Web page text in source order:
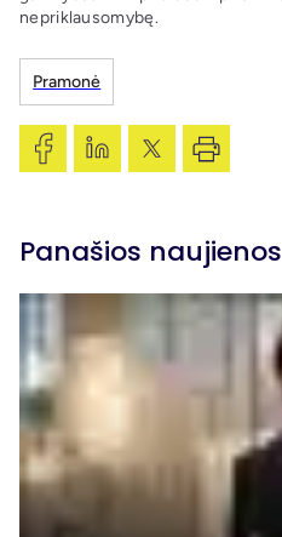
nepriklausomybę.
Pramonė
Panašios naujienos